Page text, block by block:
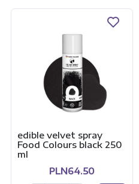
edible velvet spray
Food Colours black 250
ml
PLN64.50